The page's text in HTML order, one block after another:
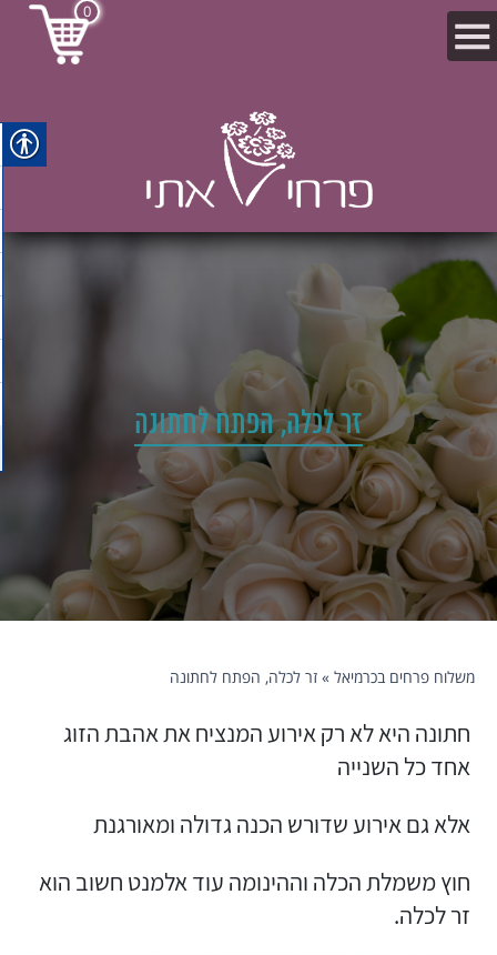
0
זר לכלה, הפתח לחתונה
משלוח פרחים בכרמיאל» זר לכלה, הפתח לחתונה
חתונה היא לא רק אירוע המנציח את אהבת הזוג
אחד כל השנייה
אלא גם אירוע שדורש הכנה גדולה ומאורגנת
חוץ משמלת הכלה וההינומה עוד אלמנט חשוב הוא
זר לכלה.